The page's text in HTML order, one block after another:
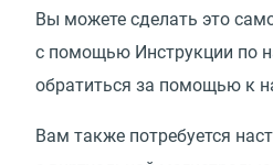
Вы можете сделать это
с помощью Инструкции по
обратиться за помощью к
Вам также потребуется